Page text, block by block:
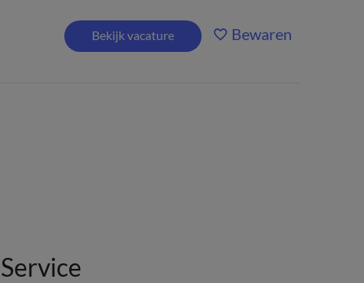
Bekijk vacature Bewaren
Service